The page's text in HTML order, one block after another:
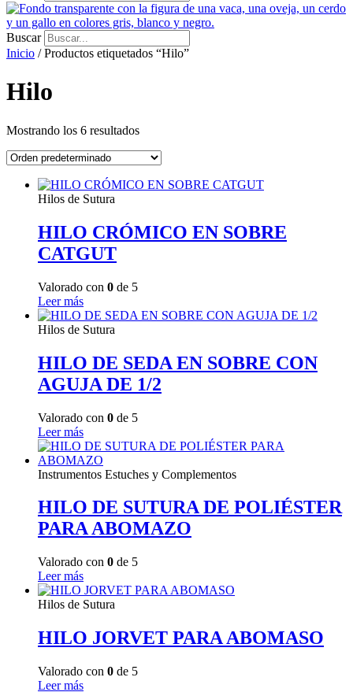
Buscar
Inicio / Productos etiquetados “Hilo”
Hilo
Mostrando los 6 resultados
Hilos de Sutura
HILO CRÓMICO EN SOBRE
CATGUT
Valorado con 0 de 5
Leer más
Hilos de Sutura
HILO DE SEDA EN SOBRE CON
AGUJA DE 1/2
Valorado con 0 de 5
Leer más
Instrumentos Estuches y Complementos
HILO DE SUTURA DE POLIÉSTER
PARA ABOMAZO
Valorado con 0 de 5
Leer más
Hilos de Sutura
HILO JORVET PARA ABOMASO
Valorado con 0 de 5
Leer más